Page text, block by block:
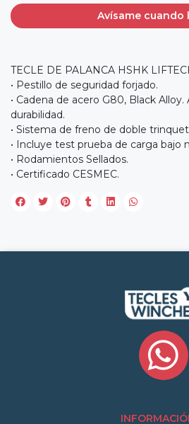
Avísame cuando
TECLE DE PALANCA HSHK
• Pestillo de seguridad forjado.
• Cadena de acero G80, Black
durabilidad.
• Sistema de freno de doble
• Incluye test prueba de carga bajo
• Rodamientos Sellados.
• Certificado CESMEC.